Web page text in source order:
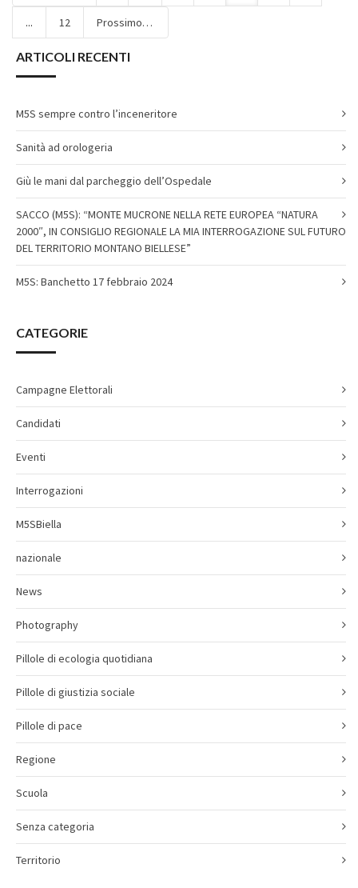
... 12 Prossimo
ARTICOLI RECENTI
M5S sempre contro l’inceneritore
Sanità ad orologeria
Giù le mani dal parcheggio dell’Ospedale
SACCO (M5S): “MONTE MUCRONE NELLA RETE EUROPEA “NATURA
2000″, IN CONSIGLIO REGIONALE LA MIA INTERROGAZIONE SUL FUTURO
DEL TERRITORIO MONTANO BIELLESE”
M5S: Banchetto 17 febbraio 2024
CATEGORIE
Campagne Elettorali
Candidati
Eventi
Interrogazioni
M5SBiella
nazionale
News
Photography
Pillole di ecologia quotidiana
Pillole di giustizia sociale
Pillole di pace
Regione
Scuola
Senza categoria
Territorio